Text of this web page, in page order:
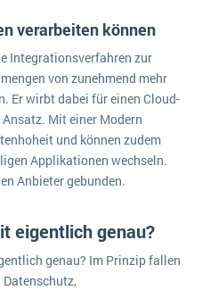
ERP: Was muss man wissen?
FSM-System: clever und effizient
verarbeiten können
Integrationsverfahren zur
von zunehmend mehr
Er wirbt dabei für einen Cloud-
Mit einer Modern
und können zudem
Applikationen wechseln.
Anbieter gebunden.
eigentlich genau?
genau? Im Prinzip fallen
Datenschutz,